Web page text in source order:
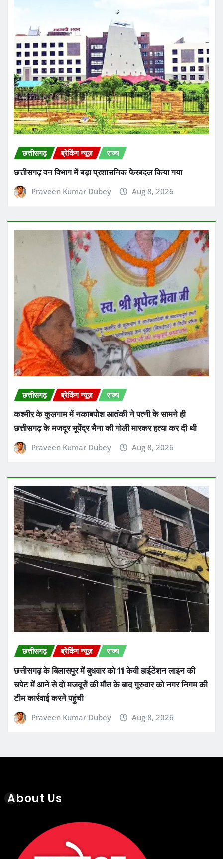
छत्तीसगढ़ ब्रेकिंग न्यूज़ राज्य
छत्तीसगढ़ वन विभाग में बड़ा प्रशासनिक फेरबदल किया गया
Praveen Kumar Dubey Aug 8, 2026
छत्तीसगढ़ ब्रेकिंग न्यूज़ राज्य
कश्मीर के कुलगाम में नकाबपोश आतंकी ने पत्नी के सामने ही
छत्तीसगढ़ के मजदूर भूपेंद्र भैना की गोली मारकर हत्या कर दी थी
Praveen Kumar Dubey Aug 8, 2026
छत्तीसगढ़ ब्रेकिंग न्यूज़ राज्य
छत्तीसगढ़ के बिलासपुर में बुधवार को 11 केवी हाईटेंशन लाइन की
चपेट में आने से दो मजदूरों की मौत के बाद गुरुवार को नगर निगम की
टीम कार्रवाई करने पहुंची
Praveen Kumar Dubey Aug 8, 2026
About Us